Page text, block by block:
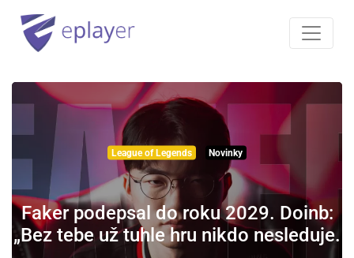
League of Legends Novinky
Faker podepsal do roku 2029. Doinb:
„Bez tebe už tuhle hru nikdo nesleduje.